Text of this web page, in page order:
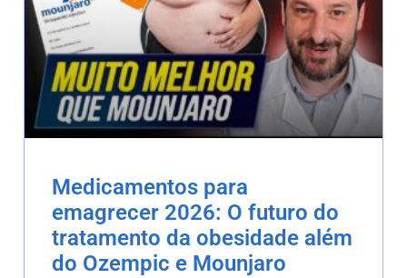
Medicamentos para
emagrecer 2026: O futuro do
tratamento da obesidade além
do Ozempic e Mounjaro